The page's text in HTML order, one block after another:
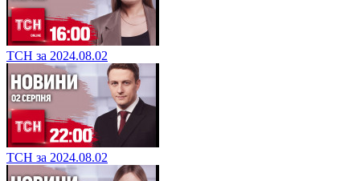
ТСН за 2024.08.02
ТСН за 2024.08.02